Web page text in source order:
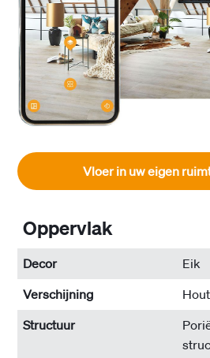
Vloer in uw eigen
Oppervlak
Decor
Eik
Verschijning
Structuur